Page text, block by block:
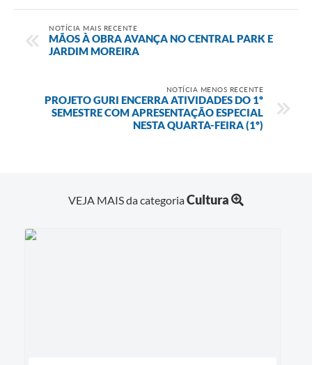
NOTÍCIA MAIS RECENTE
MÃOS À OBRA AVANÇA NO CENTRAL PARK E
JARDIM MOREIRA
NOTÍCIA MENOS RECENTE
PROJETO GURI ENCERRA ATIVIDADES DO 1º
SEMESTRE COM APRESENTAÇÃO ESPECIAL
NESTA QUARTA-FEIRA (1º)
VEJA MAIS da categoriaCultura